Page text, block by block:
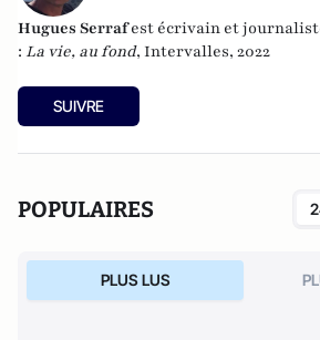
Hugues Serrafest écrivain et
: La vie, au fond, Intervalles, 2022
SUIVRE
POPULAIRES
PLUS LUS